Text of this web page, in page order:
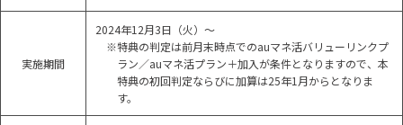
実施期間
2024年12月3日（火）～
※特典の判定は前月末時点でのauマネ活バリューリンクプ
ラン／auマネ活プラン＋加入が条件となりますので、本
特典の初回判定ならびに加算は25年1月からとなりま
す。